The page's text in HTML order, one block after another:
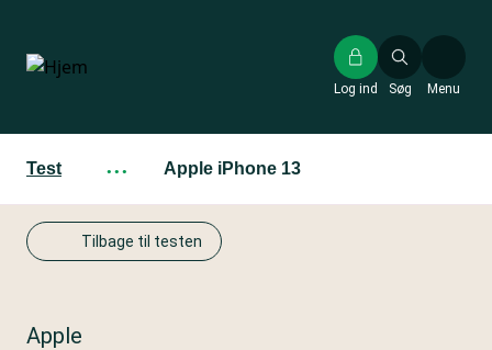
hovedindhold
Søg
Log ind Menu
Test ··· Apple iPhone 13
Tilbage til testen
Apple